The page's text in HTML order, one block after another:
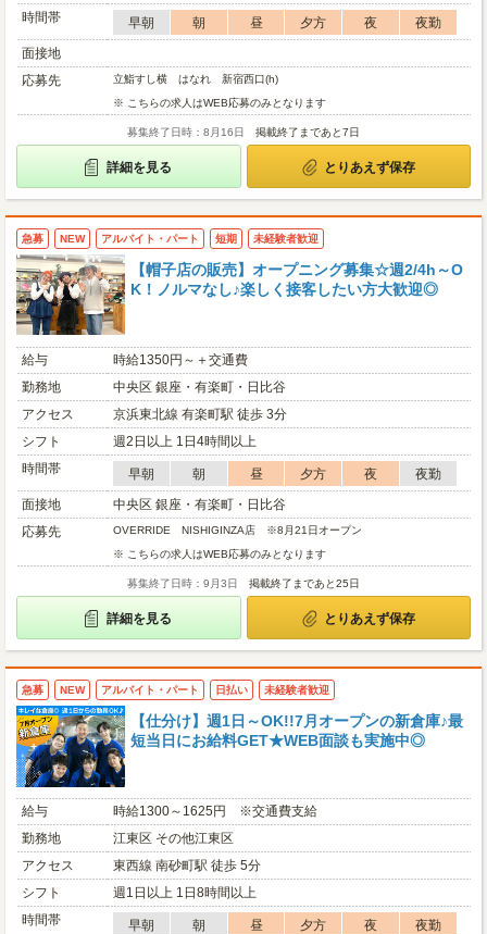
時間帯
早朝 朝 昼 夕方 夜
夜勤
面接地
応募先
立鮨すし横 はなれ 新宿西口(h)
※ こちらの求人はWEB応募のみとなります
募集終了日時：8月16日 掲載終了まであと7日
詳細を見る とりあえず保存
急募 NEW アルバイト・パート 短期 未経験者歓迎
【帽子店の販売】オープニング募集☆週2/4h～O
K！ノルマなし♪楽しく接客したい方大歓迎◎
給与
時給1350円～＋交通費
勤務地
中央区 銀座・有楽町・日比谷
アクセス
京浜東北線 有楽町駅 徒歩 3分
シフト
週2日以上 1日4時間以上
時間帯
早朝 朝 昼 夕方 夜
夜勤
面接地
中央区 銀座・有楽町・日比谷
応募先
OVERRIDE NISHIGINZA店 ※8月21日オープン
※ こちらの求人はWEB応募のみとなります
募集終了日時：9月3日 掲載終了まであと25日
詳細を見る とりあえず保存
急募 NEW アルバイト・パート 日払い 未経験者歓迎
【仕分け】週1日～OK!!7月オープンの新倉庫♪最
短当日にお給料GET★WEB面談も実施中◎
給与
時給1300～1625円 ※交通費支給
勤務地
江東区 その他江東区
アクセス
東西線 南砂町駅 徒歩 5分
シフト
週1日以上 1日8時間以上
時間帯
早朝 朝 昼 夕方 夜
夜勤